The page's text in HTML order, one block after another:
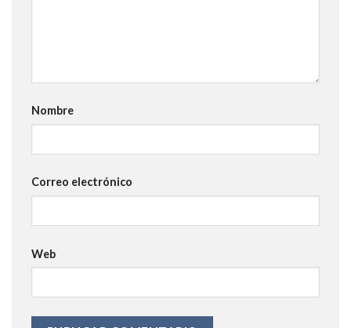
Nombre
Correo electrónico
Web